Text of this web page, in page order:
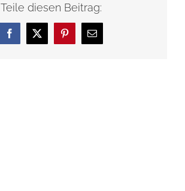
Teile diesen Beitrag:
Facebook
X Pinterest
E-
Mail